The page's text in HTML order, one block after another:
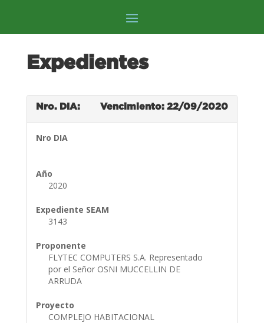
Expedientes
Nro. DIA: Vencimiento: 22/09/2020
Nro DIA
Año
2020
Expediente SEAM
3143
Proponente
FLYTEC COMPUTERS S.A. Representado
por el Señor OSNI MUCCELLIN DE
ARRUDA
Proyecto
COMPLEJO HABITACIONAL